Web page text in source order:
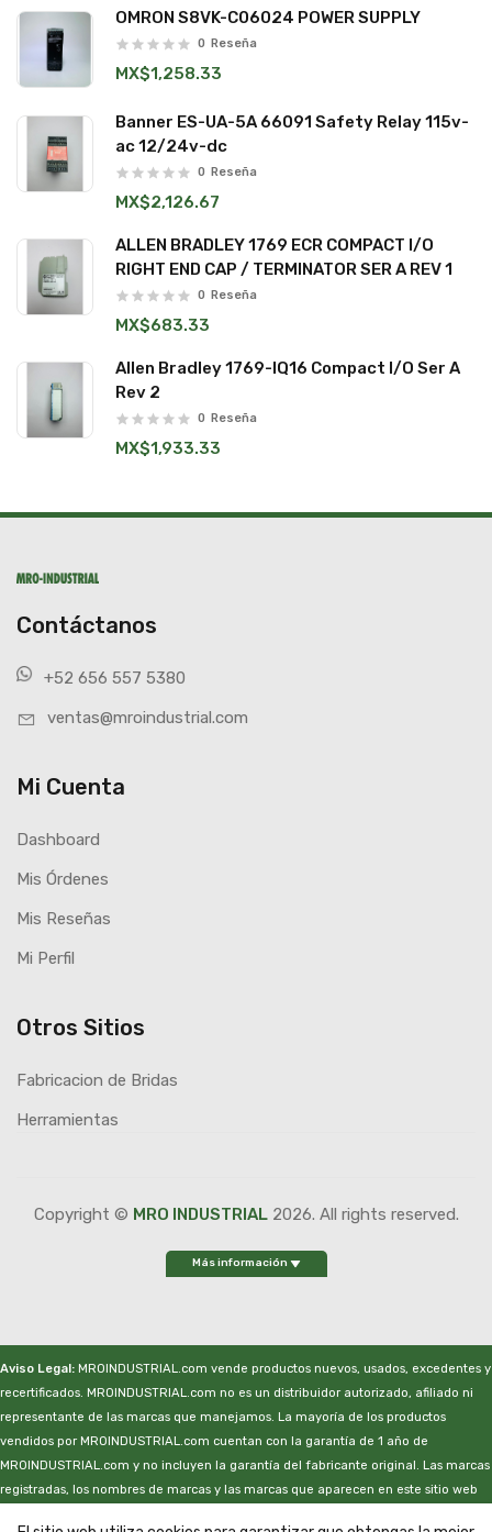
OMRON S8VK-C06024 POWER SUPPLY
0 Reseña
MX$1,258.33
Banner ES-UA-5A 66091 Safety Relay 115v-
ac 12/24v-dc
0 Reseña
MX$2,126.67
ALLEN BRADLEY 1769 ECR COMPACT I/O
RIGHT END CAP / TERMINATOR SER A REV 1
0 Reseña
MX$683.33
Allen Bradley 1769-IQ16 Compact I/O Ser A
Rev 2
0 Reseña
MX$1,933.33
Contáctanos
+52 656 557 5380
ventas@mroindustrial.com
Mi Cuenta
Dashboard
Mis Órdenes
Mis Reseñas
Mi Perfil
Otros Sitios
Fabricacion de Bridas
Herramientas
Copyright © MRO INDUSTRIAL2026. All rights reserved.
Más información
Aviso Legal: MROINDUSTRIAL.com vende productos nuevos, usados, excedentes y
recertificados. MROINDUSTRIAL.com no es un distribuidor autorizado, afiliado ni
representante de las marcas que manejamos. La mayoría de los productos
vendidos por MROINDUSTRIAL.com cuentan con la garantía de 1 año de
MROINDUSTRIAL.com y no incluyen la garantía del fabricante original. Las marcas
registradas, los nombres de marcas y las marcas que aparecen en este sitio web